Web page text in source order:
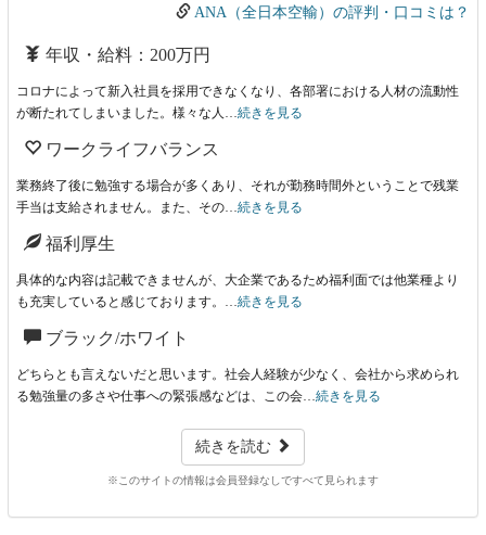
ANA（全日本空輸）の評判・口コミは？
年収・給料：200万円
コロナによって新入社員を採用できなくなり、各部署における人材の流動性
が断たれてしまいました。様々な人…続きを見る
ワークライフバランス
業務終了後に勉強する場合が多くあり、それが勤務時間外ということで残業
手当は支給されません。また、その…続きを見る
福利厚生
具体的な内容は記載できませんが、大企業であるため福利面では他業種より
も充実していると感じております。…続きを見る
ブラック/ホワイト
どちらとも言えないだと思います。社会人経験が少なく、会社から求められ
る勉強量の多さや仕事への緊張感などは、この会…続きを見る
続きを読む
※このサイトの情報は会員登録なしですべて見られます